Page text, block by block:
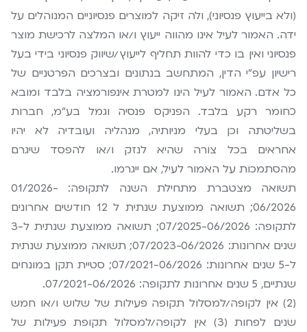
(ולא בייעוץ פנסיוני), ולה זיקה למוצרים פנסיוניים המנוהלים על
ידה. האמור לעיל אינו מהווה ייעוץ ו/או המלצה לרכישת מוצר
פנסיוני ואין בו כדי להוות תחליף לייעוץ/שיווק פנסיוני בידי בעל
רישיון עפ"י הדין, המתחשב בנתונים ובצרכים הפרטניים של
כל אדם. האמור לעיל הינו למטרת אינפורמציה בלבד ומובא
כחומר רקע בלבד. הפניקס פנסיה וגמל בע"מ, חברות
בשליטתה וכן בעלי מניותיה, מנהליה ועובדיה לא יהיו
אחראים בכל צורה שהיא לנזק ו/או להפסד שיגרם
מהסתמכות על האמור לעיל, אם ייגרמו.
תשואה מצטברת מתחילת השנה לתקופה: 01/2026-
06/2026; תשואה ממוצעת שנתית ל 12 חודשים אחרונים
לתקופה: 07/2025-06/2026; תשואה ממוצעת שנתית ל-3
שנים אחרונות: 07/2023-06/2026; תשואה ממוצעת שנתית
ל-5 שנים אחרונות: 07/2021-06/2026; סטיית תקן במונחים
שנתיים, 5 שנים אחרונות לתקופה: 07/2021-06/2026.
(2) אין לקופה/למסלול תקופה פעילות של שלוש ו/או חמש
שנים לפחות (3) אין לקופה/למסלול תקופת פעילות של